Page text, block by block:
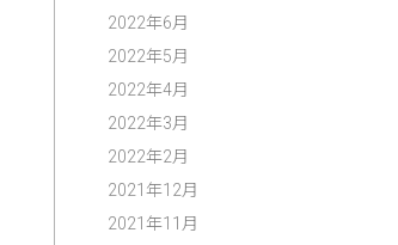
2022年6月
2022年5月
2022年4月
2022年3月
2022年2月
2021年12月
2021年11月